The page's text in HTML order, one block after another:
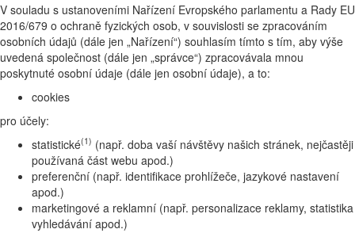
V souladu s ustanoveními Nařízení Evropského parlamentu a Rady EU
2016/679 o ochraně fyzických osob, v souvislosti se zpracováním
osobních údajů (dále jen „Nařízení“) souhlasím tímto s tím, aby výše
uvedená společnost (dále jen „správce“) zpracovávala mnou
poskytnuté osobní údaje (dále jen osobní údaje), a to:
cookies
pro účely:
statistické(1) (např. doba vaší návštěvy našich stránek, nejčastěji
používaná část webu apod.)
preferenční (např. identifikace prohlížeče, jazykové nastavení
apod.)
marketingové a reklamní (např. personalizace reklamy, statistika
vyhledávání apod.)